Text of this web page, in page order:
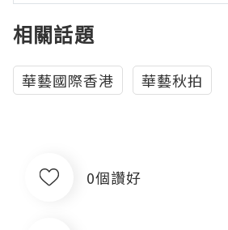
相關話題
華藝國際香港 華藝秋拍
0個讚好